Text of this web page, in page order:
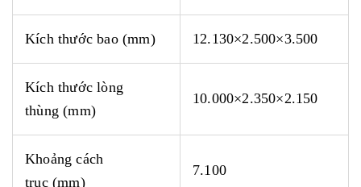
Kích thước bao (mm) 12.130×2.500×3.500
Kích thước lòng
thùng (mm)
10.000×2.350×2.150
Khoảng cách
trục (mm)
7.100